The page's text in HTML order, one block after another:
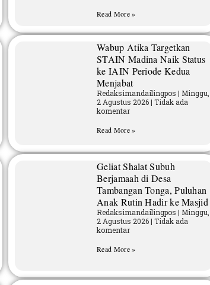
Read More »
Wabup Atika Targetkan
STAIN Madina Naik Status
ke IAIN Periode Kedua
Menjabat
Redaksimandailingpos Minggu,
2 Agustus 2026 Tidak ada
komentar
Read More »
Geliat Shalat Subuh
Berjamaah di Desa
Tambangan Tonga, Puluhan
Anak Rutin Hadir ke Masjid
Redaksimandailingpos Minggu,
2 Agustus 2026 Tidak ada
komentar
Read More »